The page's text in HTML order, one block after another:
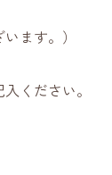
ます。）
ください。